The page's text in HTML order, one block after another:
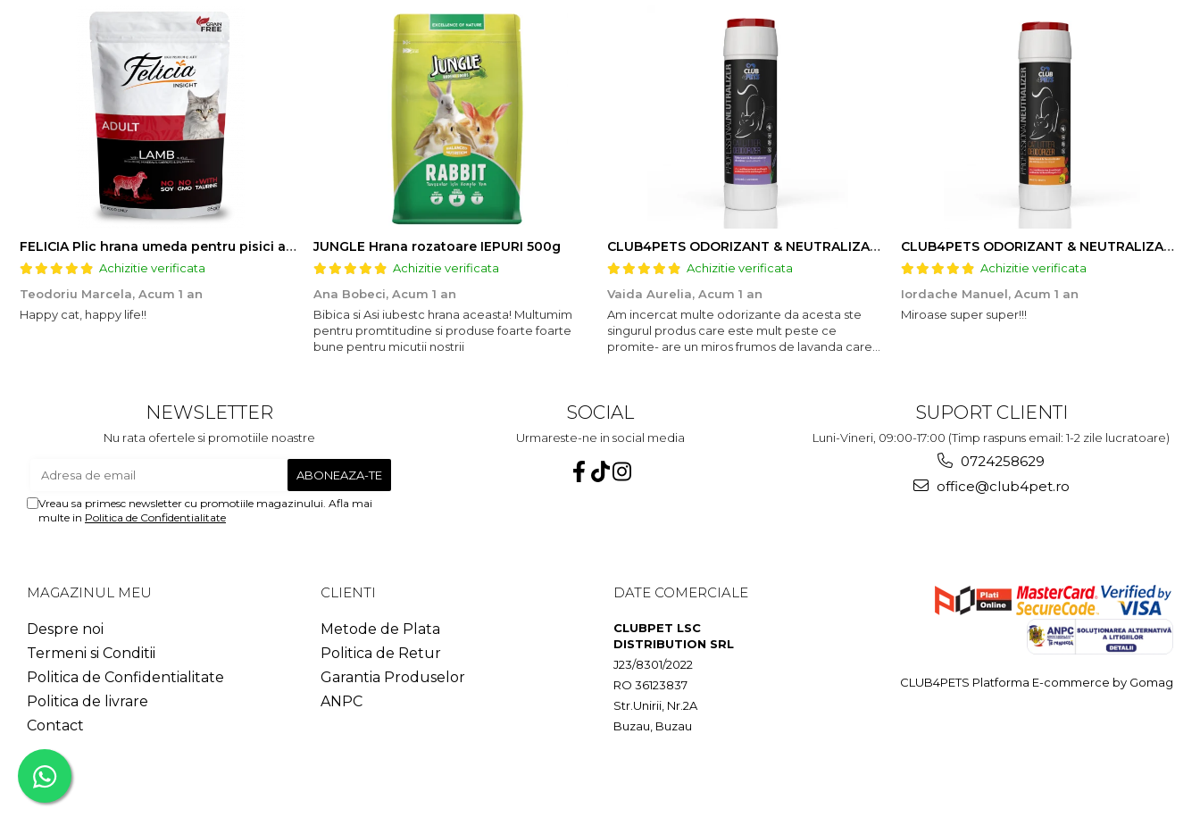
FELICIA Plic hrana umeda pentru pisici adulte, cu Miel, Set 12x85g
Achizitie verificata
Teodoriu Marcela, Acum 1 an
Happy cat, happy life!!
JUNGLE Hrana rozatoare IEPURI 500g
Achizitie verificata
Ana Bobeci, Acum 1 an
Bibica si Asi iubestc hrana aceasta! Multumim
pentru promtitudine si produse foarte foarte
bune pentru micutii nostrii
CLUB4PETS ODORIZANT & NEUTRALIZATOR DE MIROS PENTRU LITIERĂ, CU AROMĂ DE LAVANDĂ, 500g
Achizitie verificata
Vaida Aurelia, Acum 1 an
Am incercat multe odorizante da acesta ste
singurul produs care este mult peste ce
promite- are un miros frumos de lavanda care
CLUB4PETS ODORIZANT & NEUTRALIZATOR DE MIROS PENTRU LITIERĂ, CU AROMĂ DE FRUCTE, 500g
Achizitie verificata
Iordache Manuel, Acum 1 an
Miroase super super!!!
NEWSLETTER
Nu rata ofertele si promotiile noastre
Vreau sa primesc newsletter cu promotiile magazinului. Afla mai
multe in Politica de Confidentialitate
SOCIAL
Urmareste-ne in social media
SUPORT CLIENTI
Luni-Vineri, 09:00-17:00 (Timp raspuns email: 1-2 zile lucratoare)
0724258629
office@club4pet.ro
MAGAZINUL MEU
Despre noi
Termeni si Conditii
Politica de Confidentialitate
Politica de livrare
Contact
CLIENTI
Metode de Plata
Politica de Retur
Garantia Produselor
ANPC
DATE COMERCIALE
CLUBPET LSC
DISTRIBUTION SRL
J23/8301/2022
RO 36123837
Str.Unirii, Nr.2A
Buzau, Buzau
CLUB4PETS Platforma E-commerce by Gomag